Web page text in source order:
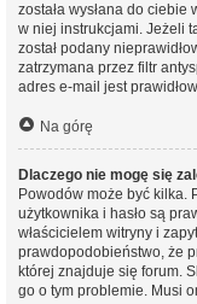
została wysłana do
w niej instrukcjami. Jeżeli
został podany
zatrzymana przez filtr
adres e-mail jest
Na górę
Dlaczego nie mogę się
Powodów może być kilka.
użytkownika i hasło są
właścicielem witryny i
prawdopodobieństwo, że
której znajduje się forum.
go o tym problemie. Musi